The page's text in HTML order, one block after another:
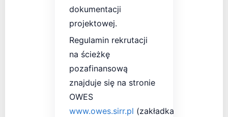
dokumentacji
projektowej.
Regulamin rekrutacji
na ścieżkę
pozafinansową
znajduje się na stronie
OWES
www.owes.sirr.pl (zakładka